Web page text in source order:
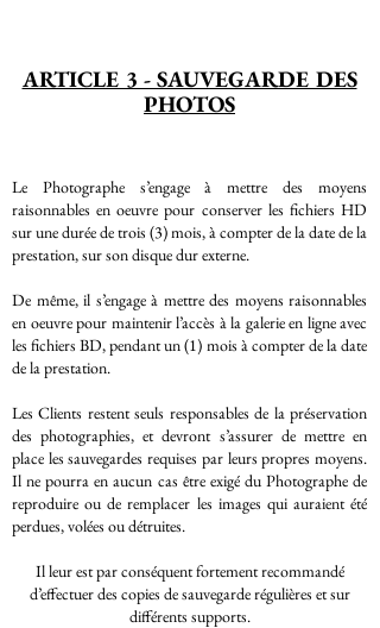
ARTICLE 3 - SAUVEGARDE DES
PHOTOS
Le Photographe s’engage à mettre des moyens
raisonnables en oeuvre pour conserver les fichiers HD
sur une durée de trois (3) mois, à compter de la date de la
prestation, sur son disque dur externe.
De même, il s’engage à mettre des moyens raisonnables
en oeuvre pour maintenir l’accès à la galerie en ligne avec
les fichiers BD, pendant un (1) mois à compter de la date
de la prestation.
Les Clients restent seuls responsables de la préservation
des photographies, et devront s’assurer de mettre en
place les sauvegardes requises par leurs propres moyens.
Il ne pourra en aucun cas être exigé du Photographe de
reproduire ou de remplacer les images qui auraient été
perdues, volées ou détruites.
Il leur est par conséquent fortement recommandé
d’effectuer des copies de sauvegarde régulières et sur
différents supports.